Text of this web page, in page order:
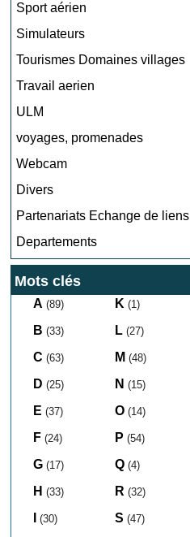
Sport aérien
Simulateurs
Tourismes Domaines villages
Travail aerien
ULM
voyages, promenades
Webcam
Divers
Partenariats Echange de liens
Departements
Mots clés
A (89)
B (33)
C (63)
D (25)
E (37)
F (24)
G (17)
H (33)
(30)
K (1)
L (27)
M (48)
N (15)
O (14)
P (54)
Q (4)
R (32)
S (47)